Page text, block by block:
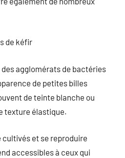
de kéfir
agglomérats de bactéries
de petites billes
de teinte blanche ou
texture élastique.
cultivés et se reproduire
accessibles à ceux qui